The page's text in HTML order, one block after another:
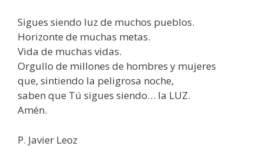
Sigues siendo luz de muchos pueblos.
Horizonte de muchas metas.
Vida de muchas vidas.
Orgullo de millones de hombres y mujeres
que, sintiendo la peligrosa noche,
saben que Tú sigues siendo… la LUZ.
Amén.
P. Javier Leoz